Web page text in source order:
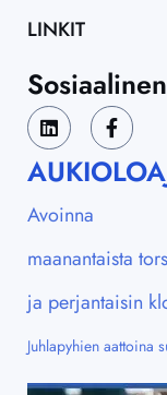
LINKIT
Avoinna
maanantaista
ja perjantaisin
Juhlapyhien aattoina